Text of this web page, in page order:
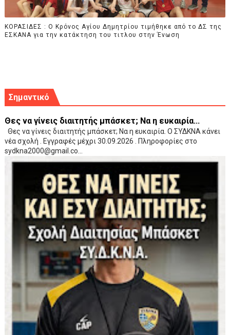
ΚΟΡΑΣΙΔΕΣ : Ο Κρόνος Αγίου Δημητρίου τιμήθηκε από το ΔΣ της
ΕΣΚΑΝΑ για την κατάκτηση του τιτλου στην Ένωση
Σημαντικό
Θες να γίνεις διαιτητής μπάσκετ; Να η ευκαιρία...
Θες να γίνεις διαιτητής μπάσκετ; Να η ευκαιρία. Ο ΣΥΔΚΝΑ κάνει
νέα σχολή . Εγγραφές μέχρι 30.09.2026 . Πληροφορίες στο
sydkna2000@gmail.co...